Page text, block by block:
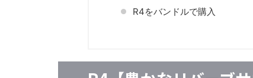
R4をバンドルで購入